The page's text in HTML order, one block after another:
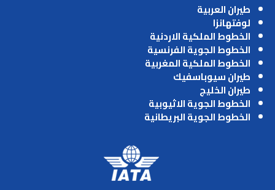
طيران العربية
لوفتهانزا
الخطوط الملكية الاردنية
الخطوط الجوية الفرنسية
الخطوط الملكية المغربية
طيران سيوباسفيك
طيران الخليج
الخطوط الجوية الاثيوبية
الخطوط الجوية البريطانية